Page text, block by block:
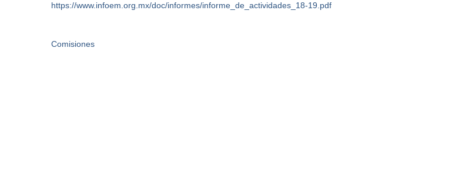
https://www.infoem.org.mx/doc/informes/informe_de_actividades_18-19.pdf
Comisiones